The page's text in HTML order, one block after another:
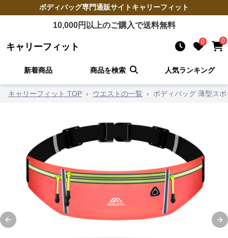
ボディバッグ専門通販サイトキャリーフィット
10,000円以上のご購入で送料無料
キャリーフィット 0 0
新着商品 商品を検索 人気ランキング
キャリーフィット TOP › ウエストの一覧 › ボディバッグ 薄型ス
Previous slide